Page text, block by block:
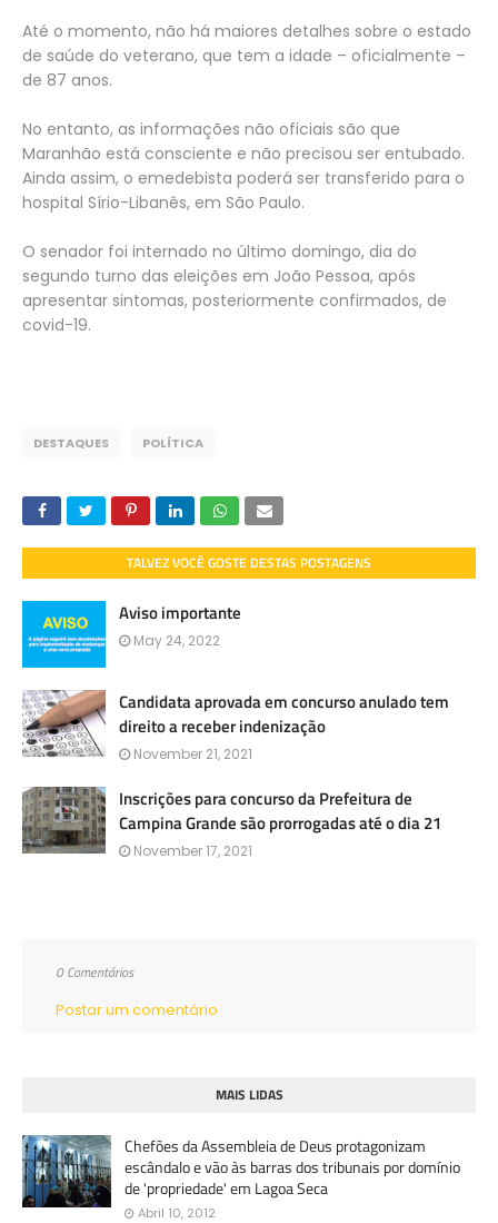
Até o momento, não há maiores detalhes sobre o estado
de saúde do veterano, que tem a idade – oficialmente –
de 87 anos.
No entanto, as informações não oficiais são que
Maranhão está consciente e não precisou ser entubado.
Ainda assim, o emedebista poderá ser transferido para o
hospital Sírio-Libanês, em São Paulo.
O senador foi internado no último domingo, dia do
segundo turno das eleições em João Pessoa, após
apresentar sintomas, posteriormente confirmados, de
covid-19.
DESTAQUES POLÍTICA
TALVEZ VOCÊ GOSTE DESTAS POSTAGENS
Aviso importante
May 24, 2022
Candidata aprovada em concurso anulado tem
direito a receber indenização
November 21, 2021
Inscrições para concurso da Prefeitura de
Campina Grande são prorrogadas até o dia 21
November 17, 2021
0 Comentários
Postar um comentário
MAIS LIDAS
Chefões da Assembleia de Deus protagonizam
escândalo e vão às barras dos tribunais por domínio
de 'propriedade' em Lagoa Seca
Abril 10, 2012